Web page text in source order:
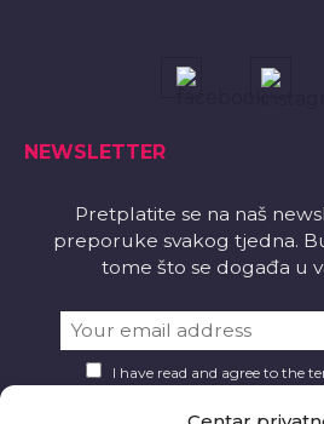
NEWSLETTER
Pretplatite se na naš
preporuke svakog tjedna.
tome što se događa u
I have read and agree to the